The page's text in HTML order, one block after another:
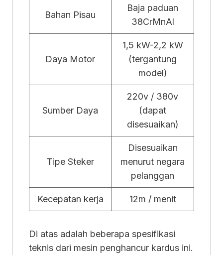
Bahan Pisau
Baja paduan
38CrMnAl
Daya Motor
1,5 kW-2,2 kW
(tergantung
model)
Sumber Daya
220v / 380v
(dapat
disesuaikan)
Tipe Steker
Disesuaikan
menurut negara
pelanggan
Kecepatan kerja 12m / menit
Di atas adalah beberapa spesifikasi
teknis dari mesin penghancur kardus ini.